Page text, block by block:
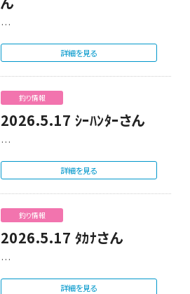
…
詳細を見る
釣り情報
2026.5.17 ｼｰﾊﾝﾀｰさん
…
詳細を見る
釣り情報
2026.5.17 ﾀｶﾅさん
…
詳細を見る